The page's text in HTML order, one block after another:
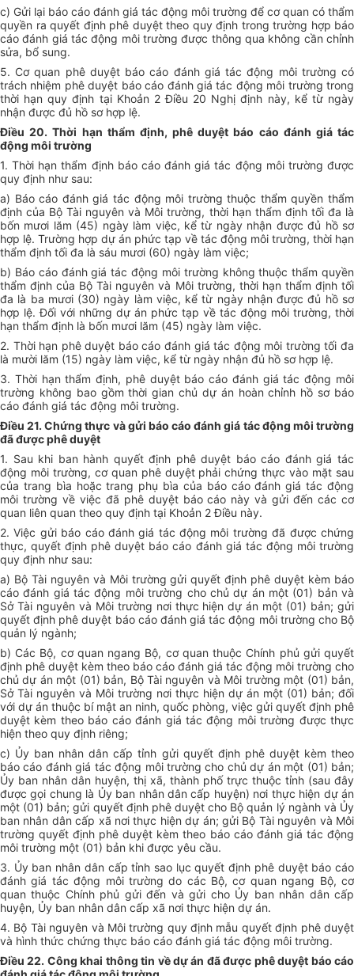
c) Gửi lại báo cáo đánh giá tác động môi trường để cơ quan có thẩm
quyền ra quyết định phê duyệt theo quy định trong trường hợp báo
cáo đánh giá tác động môi trường được thông qua không cần chỉnh
sửa, bổ sung.
5. Cơ quan phê duyệt báo cáo đánh giá tác động môi trường có
trách nhiệm phê duyệt báo cáo đánh giá tác động môi trường trong
thời hạn quy định tại Khoản 2 Điều 20 Nghị định này, kể từ ngày
nhận được đủ hồ sơ hợp lệ.
Điều 20. Thời hạn thẩm định, phê duyệt báo cáo đánh giá tác
động môi trường
1. Thời hạn thẩm định báo cáo đánh giá tác động môi trường được
quy định như sau:
a) Báo cáo đánh giá tác động môi trường thuộc thẩm quyền thẩm
định của Bộ Tài nguyên và Môi trường, thời hạn thẩm định tối đa là
bốn mươi lăm (45) ngày làm việc, kể từ ngày nhận được đủ hồ sơ
hợp lệ. Trường hợp dự án phức tạp về tác động môi trường, thời hạn
thẩm định tối đa là sáu mươi (60) ngày làm việc;
b) Báo cáo đánh giá tác động môi trường không thuộc thẩm quyền
thẩm định của Bộ Tài nguyên và Môi trường, thời hạn thẩm định tối
đa là ba mươi (30) ngày làm việc, kể từ ngày nhận được đủ hồ sơ
hợp lệ. Đối với những dự án phức tạp về tác động môi trường, thời
hạn thẩm định là bốn mươi lăm (45) ngày làm việc.
2. Thời hạn phê duyệt báo cáo đánh giá tác động môi trường tối đa
là mười lăm (15) ngày làm việc, kể từ ngày nhận đủ hồ sơ hợp lệ.
3. Thời hạn thẩm định, phê duyệt báo cáo đánh giá tác động môi
trường không bao gồm thời gian chủ dự án hoàn chỉnh hồ sơ báo
cáo đánh giá tác động môi trường.
Điều 21. Chứng thực và gửi báo cáo đánh giá tác động môi trường
đã được phê duyệt
1. Sau khi ban hành quyết định phê duyệt báo cáo đánh giá tác
động môi trường, cơ quan phê duyệt phải chứng thực vào mặt sau
của trang bìa hoặc trang phụ bìa của báo cáo đánh giá tác động
môi trường về việc đã phê duyệt báo cáo này và gửi đến các cơ
quan liên quan theo quy định tại Khoản 2 Điều này.
2. Việc gửi báo cáo đánh giá tác động môi trường đã được chứng
thực, quyết định phê duyệt báo cáo đánh giá tác động môi trường
quy định như sau:
a) Bộ Tài nguyên và Môi trường gửi quyết định phê duyệt kèm báo
cáo đánh giá tác động môi trường cho chủ dự án một (01) bản và
Sở Tài nguyên và Môi trường nơi thực hiện dự án một (01) bản; gửi
quyết định phê duyệt báo cáo đánh giá tác động môi trường cho Bộ
quản lý ngành;
b) Các Bộ, cơ quan ngang Bộ, cơ quan thuộc Chính phủ gửi quyết
định phê duyệt kèm theo báo cáo đánh giá tác động môi trường cho
chủ dự án một (01) bản, Bộ Tài nguyên và Môi trường một (01) bản,
Sở Tài nguyên và Môi trường nơi thực hiện dự án một (01) bản; đối
với dự án thuộc bí mật an ninh, quốc phòng, việc gửi quyết định phê
duyệt kèm theo báo cáo đánh giá tác động môi trường được thực
hiện theo quy định riêng;
c) Ủy ban nhân dân cấp tỉnh gửi quyết định phê duyệt kèm theo
báo cáo đánh giá tác động môi trường cho chủ dự án một (01) bản;
Ủy ban nhân dân huyện, thị xã, thành phố trực thuộc tỉnh (sau đây
được gọi chung là Ủy ban nhân dân cấp huyện) nơi thực hiện dự án
một (01) bản; gửi quyết định phê duyệt cho Bộ quản lý ngành và Ủy
ban nhân dân cấp xã nơi thực hiện dự án; gửi Bộ Tài nguyên và Môi
trường quyết định phê duyệt kèm theo báo cáo đánh giá tác động
môi trường một (01) bản khi được yêu cầu.
3. Ủy ban nhân dân cấp tỉnh sao lục quyết định phê duyệt báo cáo
đánh giá tác động môi trường do các Bộ, cơ quan ngang Bộ, cơ
quan thuộc Chính phủ gửi đến và gửi cho Ủy ban nhân dân cấp
huyện, Ủy ban nhân dân cấp xã nơi thực hiện dự án.
4. Bộ Tài nguyên và Môi trường quy định mẫu quyết định phê duyệt
và hình thức chứng thực báo cáo đánh giá tác động môi trường.
Điều 22. Công khai thông tin về dự án đã được phê duyệt báo cáo